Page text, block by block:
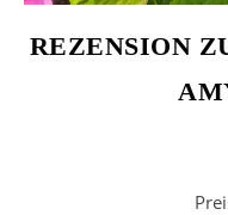
REZENSION